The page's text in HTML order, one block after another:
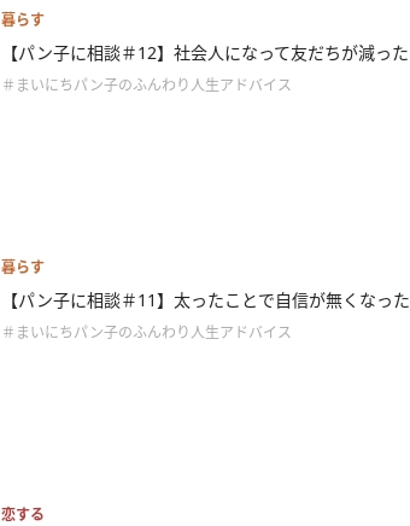
暮らす
【パン子に相談＃12】社会人になって友だちが減った
＃まいにちパン子のふんわり人生アドバイス
暮らす
【パン子に相談＃11】太ったことで自信が無くなった
＃まいにちパン子のふんわり人生アドバイス
恋する